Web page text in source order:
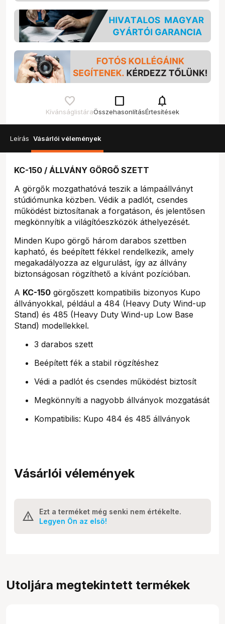
Kívánságlistára
check_box_outline_blank
Összehasonlítás
notifications
Értesítések
Leírás Vásárlói vélemények
KC-150 / ÁLLVÁNY GÖRGŐ SZETT
A görgők mozgathatóvá teszik a lámpaállványt
stúdiómunka közben. Védik a padlót, csendes
működést biztosítanak a forgatáson, és jelentősen
megkönnyítik a világítóeszközök áthelyezését.
Minden Kupo görgő három darabos szettben
kapható, és beépített fékkel rendelkezik, amely
megakadályozza az elgurulást, így az állvány
biztonságosan rögzíthető a kívánt pozícióban.
A KC-150 görgőszett kompatibilis bizonyos Kupo
állványokkal, például a 484 (Heavy Duty Wind-up
Stand) és 485 (Heavy Duty Wind-up Low Base
Stand) modellekkel.
3 darabos szett
Beépített fék a stabil rögzítéshez
Védi a padlót és csendes működést biztosít
Megkönnyíti a nagyobb állványok mozgatását
Kompatibilis: Kupo 484 és 485 állványok
Vásárlói vélemények
Ezt a terméket még senki nem értékelte.
Legyen Ön az első!
Utoljára megtekintett termékek